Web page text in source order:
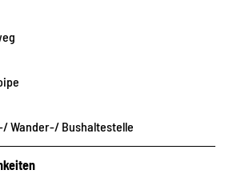
Wander-/ Bushaltestelle